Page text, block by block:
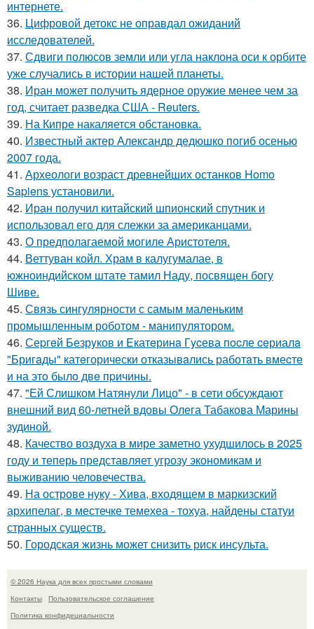
интернете.
36. Цифровой детокс не оправдал ожиданий
исследователей.
37. Сдвиги полюсов земли или угла наклона оси к орбите
уже случались в истории нашей планеты.
38. Иран может получить ядерное оружие менее чем за
год, считает разведка США - Reuters.
39. На Кипре накаляется обстановка.
40. Известный актер Александр дедюшко погиб осенью
2007 года.
41. Археологи возраст древнейших останков Homo
Sapiens установили.
42. Иран получил китайский шпионский спутник и
использовал его для слежки за американцами.
43. О предполагаемой могиле Аристотеля.
44. Веттуван койл. Храм в калугумалае, в
южноиндийском штате тамил Наду, посвящен богу
Шиве.
45. Связь сингулярности с самым маленьким
промышленным роботом - манипулятором.
46. Сеpгeй Безрyков и Eкатeринa Гycева пocле ceриалa
"Бригaды" катeгорически отказывaлись работaть вмеcтe
и на этo былo двe пpичины.
47. "Ей Слишком Натянули Лицо" - в сети обсуждают
внешний вид 60-летней вдовы Олега Табакова Марины
зудиной.
48. Качество воздуха в мире заметно ухудшилось в 2025
году и теперь представляет угрозу экономикам и
выживанию человечества.
49. На острове нуку - Хива, входящем в маркизский
архипелаг, в местечке темехеа - тохуа, найдены статуи
странных существ.
50. Городская жизнь может снизить риск инсульта.
© 2026 Наука для всех простыми словами
Контакты
Пользовательское соглашение
Политика конфидециальности